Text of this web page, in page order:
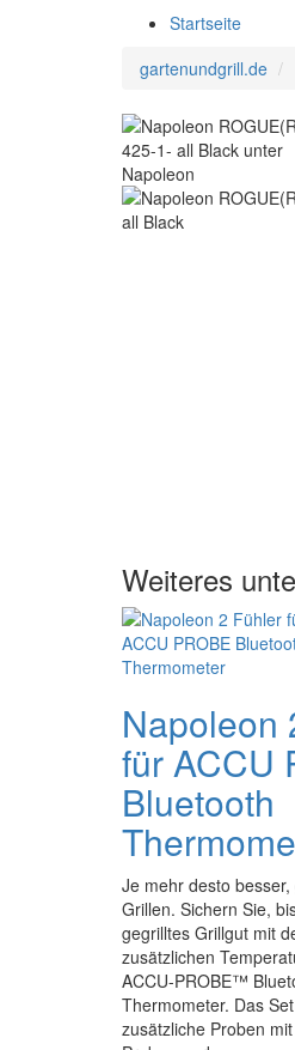
Startseite
gartenundgrill.de
Weiteres
Napoleon
für ACCU
Bluetooth
Je mehr desto
Grillen. Sichern Sie,
gegrilltes Grillgut mit
zusätzlichen
ACCU-PROBE™
Thermometer. Das
zusätzliche Proben